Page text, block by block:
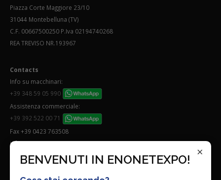
×
BENVENUTI IN ENONETEXPO!
Piazza Corte Maggiore 23/10
31044 Montebelluna (TV)
C.F. 00667500250 P.Iva 02194740268
REA TREVISO NR.193967
Contacts
Info su macchinari:
+39 348 59 05 990
Assistenza commerciale:
+39 392 522 00 71
Fax +39 0423 763508
info@enonetexpo.com